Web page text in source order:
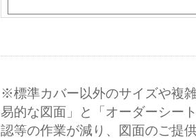
※標準カバー以外のサイズや複
易的な図面」と「オーダーシー
認等の作業が減り、図面のご提